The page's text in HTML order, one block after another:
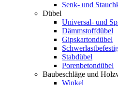
Senk- und
Dübel
Universal- und
Dämmstoffdübel
Gipskartondübel
Stabdübel
Porenbetondübel
Baubeschläge und
Winkel